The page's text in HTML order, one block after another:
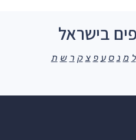
בישראל
ל מ נ ס ע פ צ ק ר ש ת